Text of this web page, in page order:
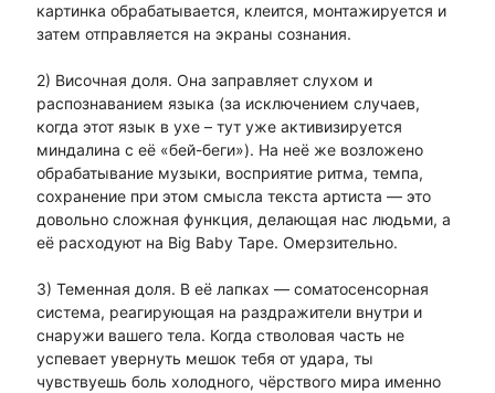
картинка обрабатывается, клеится, монтажируется и
затем отправляется на экраны сознания.
2) Височная доля. Она заправляет слухом и
распознаванием языка (за исключением случаев,
когда этот язык в ухе – тут уже активизируется
миндалина с её «бей-беги»). На неё же возложено
обрабатывание музыки, восприятие ритма, темпа,
сохранение при этом смысла текста артиста — это
довольно сложная функция, делающая нас людьми, а
её расходуют на Big Baby Tape. Омерзительно.
3) Теменная доля. В её лапках — соматосенсорная
система, реагирующая на раздражители внутри и
снаружи вашего тела. Когда стволовая часть не
успевает увернуть мешок тебя от удара, ты
чувствуешь боль холодного, чёрствого мира именно